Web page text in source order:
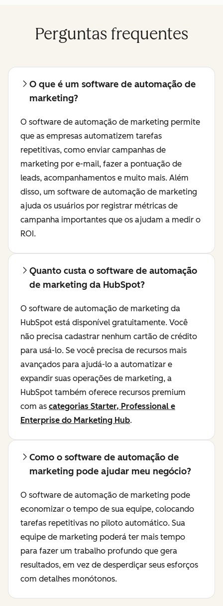
Perguntas frequentes
O que é um software de automação de
marketing?
O software de automação de marketing permite
que as empresas automatizem tarefas
repetitivas, como enviar campanhas de
marketing por e-mail, fazer a pontuação de
leads, acompanhamentos e muito mais. Além
disso, um software de automação de marketing
ajuda os usuários por registrar métricas de
campanha importantes que os ajudam a medir o
ROI.
Quanto custa o software de automação
de marketing da HubSpot?
O software de automação de marketing da
HubSpot está disponível gratuitamente. Você
não precisa cadastrar nenhum cartão de crédito
para usá-lo. Se você precisa de recursos mais
avançados para ajudá-lo a automatizar e
expandir suas operações de marketing, a
HubSpot também oferece recursos premium
com as categorias Starter, Professional e
Enterprise do Marketing Hub.
Como o software de automação de
marketing pode ajudar meu negócio?
O software de automação de marketing pode
economizar o tempo de sua equipe, colocando
tarefas repetitivas no piloto automático. Sua
equipe de marketing poderá ter mais tempo
para fazer um trabalho profundo que gera
resultados, em vez de desperdiçar seus esforços
com detalhes monótonos.